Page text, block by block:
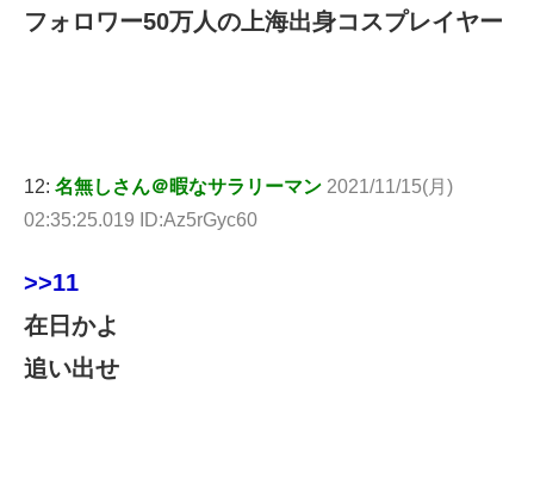
フォロワー50万人の上海出身コスプレイヤー
12: 名無しさん＠暇なサラリーマン 2021/11/15(月)
02:35:25.019 ID:Az5rGyc60
>>11
在日かよ
追い出せ